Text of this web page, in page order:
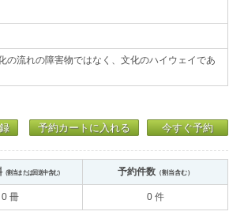
の流れの障害物ではなく、文化のハイウェイであ
予約カートに入れる 今すぐ予約
（割当または回送中含む） 予約件数（割当含む）
0 冊 0 件